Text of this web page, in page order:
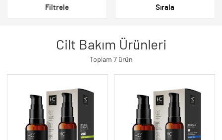
Filtrele Sırala
Cilt Bakım Ürünleri
Toplam 7 ürün